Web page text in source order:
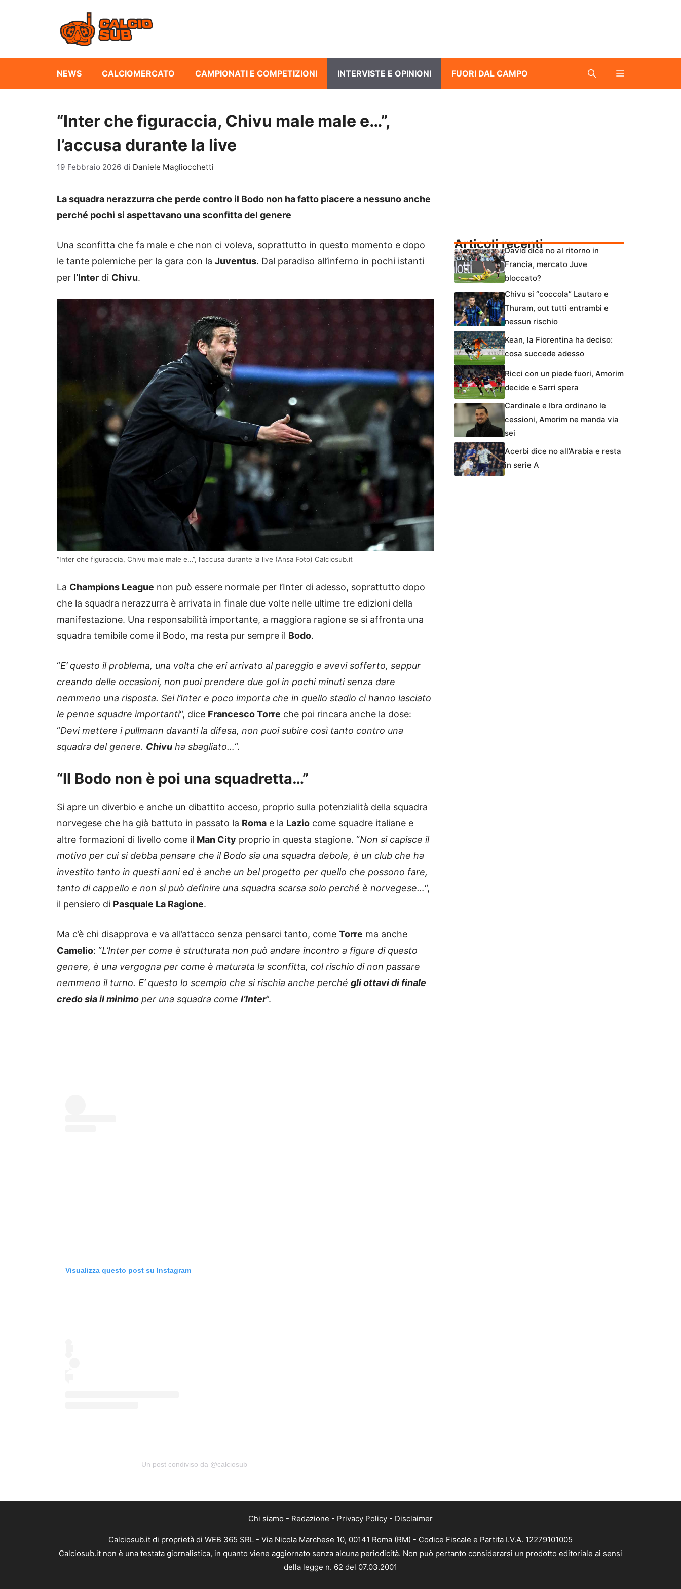
NEWS CALCIOMERCATO CAMPIONATI E COMPETIZIONI INTERVISTE E OPINIONI FUORI DAL CAMPO
“Inter che figuraccia, Chivu male male e…”,
l’accusa durante la live
19 Febbraio 2026 di Daniele Magliocchetti
La squadra nerazzurra che perde contro il Bodo non ha fatto piacere a nessuno anche
perché pochi si aspettavano una sconfitta del genere
Una sconfitta che fa male e che non ci voleva, soprattutto in questo momento e dopo
le tante polemiche per la gara con la Juventus. Dal paradiso all’inferno in pochi istanti
per l’Inter di Chivu.
“Inter che figuraccia, Chivu male male e…”, l’accusa durante la live (Ansa Foto) Calciosub.it
La Champions League non può essere normale per l’Inter di adesso, soprattutto dopo
che la squadra nerazzurra è arrivata in finale due volte nelle ultime tre edizioni della
manifestazione. Una responsabilità importante, a maggiora ragione se si affronta una
squadra temibile come il Bodo, ma resta pur sempre il Bodo.
“E’ questo il problema, una volta che eri arrivato al pareggio e avevi sofferto, seppur
creando delle occasioni, non puoi prendere due gol in pochi minuti senza dare
nemmeno una risposta. Sei l’Inter e poco importa che in quello stadio ci hanno lasciato
le penne squadre importanti“, dice Francesco Torre che poi rincara anche la dose:
“Devi mettere i pullmann davanti la difesa, non puoi subire così tanto contro una
squadra del genere. Chivu ha sbagliato…“.
“Il Bodo non è poi una squadretta…”
Si apre un diverbio e anche un dibattito acceso, proprio sulla potenzialità della squadra
norvegese che ha già battuto in passato la Roma e la Lazio come squadre italiane e
altre formazioni di livello come il Man City proprio in questa stagione. “Non si capisce il
motivo per cui si debba pensare che il Bodo sia una squadra debole, è un club che ha
investito tanto in questi anni ed è anche un bel progetto per quello che possono fare,
tanto di cappello e non si può definire una squadra scarsa solo perché è norvegese…“,
il pensiero di Pasquale La Ragione.
Ma c’è chi disapprova e va all’attacco senza pensarci tanto, come Torre ma anche
Camelio: “L’Inter per come è strutturata non può andare incontro a figure di questo
genere, è una vergogna per come è maturata la sconfitta, col rischio di non passare
nemmeno il turno. E’ questo lo scempio che si rischia anche perché gli ottavi di finale
credo sia il minimo per una squadra come l’Inter“.
Visualizza questo post su Instagram
Un post condiviso da @calciosub
Articoli recentiDavid dice no al ritorno in
Francia, mercato Juve
bloccato?
Chivu si “coccola” Lautaro e
Thuram, out tutti entrambi e
nessun rischio
Kean, la Fiorentina ha deciso:
cosa succede adesso
Ricci con un piede fuori, Amorim
decide e Sarri spera
Cardinale e Ibra ordinano le
cessioni, Amorim ne manda via
sei
Acerbi dice no all’Arabia e resta
in serie A
Chi siamo - Redazione - Privacy Policy - Disclaimer
Calciosub.it di proprietà di WEB 365 SRL - Via Nicola Marchese 10, 00141 Roma (RM) - Codice Fiscale e Partita I.V.A. 12279101005
Calciosub.it non è una testata giornalistica, in quanto viene aggiornato senza alcuna periodicità. Non può pertanto considerarsi un prodotto editoriale ai sensi
della legge n. 62 del 07.03.2001